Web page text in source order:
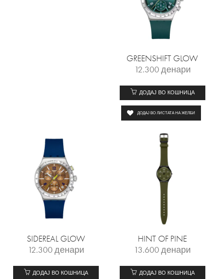
GREENSHIFT GLOW
12.300денари
ДОДАЈ ВО КОШНИЦА
ДОДАЈ ВО ЛИСТАТА НА ЖЕЛБИ
SIDEREAL GLOW
12.300денари
ДОДАЈ ВО КОШНИЦА
HINT OF PINE
13.600денари
ДОДАЈ ВО КОШНИЦА